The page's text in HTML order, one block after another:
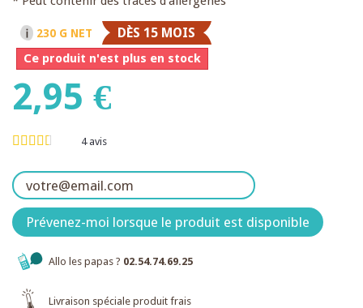
230 G NET DÈS 15 MOIS
Ce produit n'est plus en stock
2,95 €
4 avis
Prévenez-moi lorsque le produit est disponible
Allo les papas ? 02.54.74.69.25
Livraison spéciale produit frais